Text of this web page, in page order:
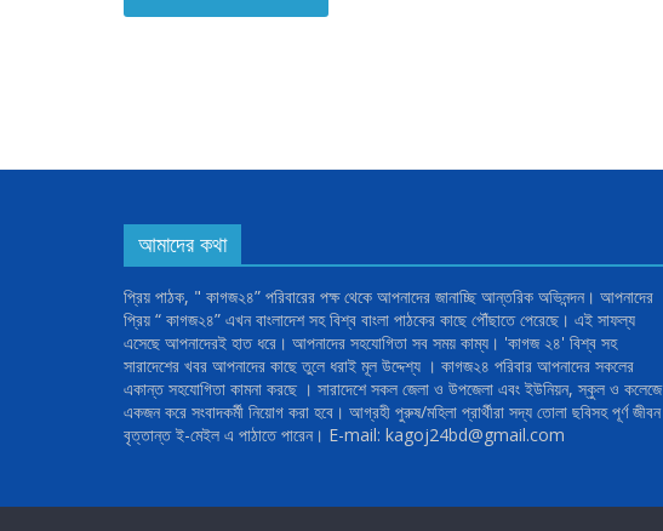
আমাদের কথা
প্রিয় পাঠক, " কাগজ২৪” পরিবারের পক্ষ থেকে আপনাদের জানাচ্ছি আন্তরিক অভিনন্দন। আপনাদের
প্রিয় “ কাগজ২৪” এখন বাংলাদেশ সহ বিশ্ব বাংলা পাঠকের কাছে পৌঁছাতে পেরেছে। এই সাফল্য
এসেছে আপনাদেরই হাত ধরে। আপনাদের সহযোগিতা সব সময় কাম্য। 'কাগজ ২৪' বিশ্ব সহ
সারাদেশের খবর আপনাদের কাছে তুলে ধরাই মূল উদ্দেশ্য । কাগজ২৪ পরিবার আপনাদের সকলের
একান্ত সহযোগিতা কামনা করছে । সারাদেশে সকল জেলা ও উপজেলা এবং ইউনিয়ন, স্কুল ও কলেজে
একজন করে সংবাদকর্মী নিয়োগ করা হবে। আগ্রহী পুরুষ/মহিলা প্রার্থীরা সদ্য তোলা ছবিসহ পূর্ণ জীবন
বৃত্তান্ত ই-মেইল এ পাঠাতে পারেন। E-mail: kagoj24bd@gmail.com